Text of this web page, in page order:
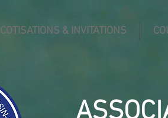
COTISATIONS & INVITATIONS